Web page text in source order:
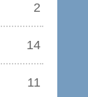
2
14
11